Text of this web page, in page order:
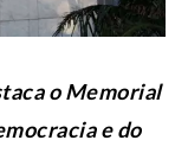
o Memorial
e do